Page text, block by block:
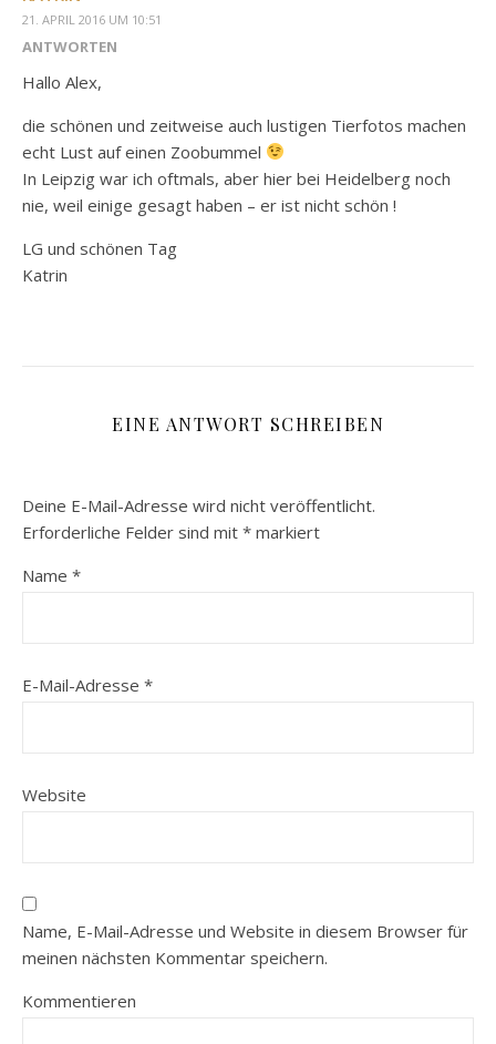
21. APRIL 2016 UM 10:51
ANTWORTEN
Hallo Alex,
die schönen und zeitweise auch lustigen Tierfotos machen
echt Lust auf einen Zoobummel
In Leipzig war ich oftmals, aber hier bei Heidelberg noch
nie, weil einige gesagt haben – er ist nicht schön !
LG und schönen Tag
Katrin
EINE ANTWORT SCHREIBEN
Deine E-Mail-Adresse wird nicht veröffentlicht.
Erforderliche Felder sind mit * markiert
Name *
E-Mail-Adresse *
Website
Name, E-Mail-Adresse und Website in diesem Browser für
meinen nächsten Kommentar speichern.
Kommentieren